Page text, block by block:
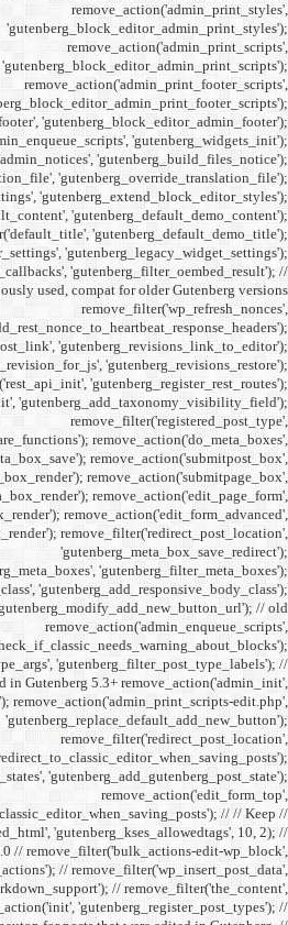
Not
not
'do_blocks', 9); //